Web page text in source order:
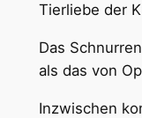
Tierliebe der
Das
als das von
Inzwischen